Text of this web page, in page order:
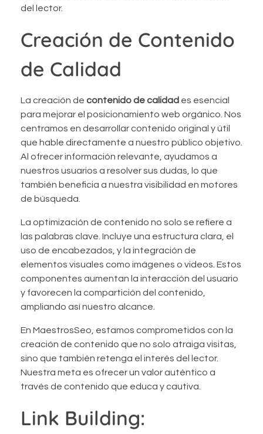
del lector.
Creación de Contenido
de Calidad
La creación de contenido de calidad es esencial
para mejorar el posicionamiento web orgánico. Nos
centramos en desarrollar contenido original y útil
que hable directamente a nuestro público objetivo.
Al ofrecer información relevante, ayudamos a
nuestros usuarios a resolver sus dudas, lo que
también beneficia a nuestra visibilidad en motores
de búsqueda.
La optimización de contenido no solo se refiere a
las palabras clave. Incluye una estructura clara, el
uso de encabezados, y la integración de
elementos visuales como imágenes o videos. Estos
componentes aumentan la interacción del usuario
y favorecen la compartición del contenido,
ampliando así nuestro alcance.
En MaestrosSeo, estamos comprometidos con la
creación de contenido que no solo atraiga visitas,
sino que también retenga el interés del lector.
Nuestra meta es ofrecer un valor auténtico a
través de contenido que educa y cautiva.
Link Building: